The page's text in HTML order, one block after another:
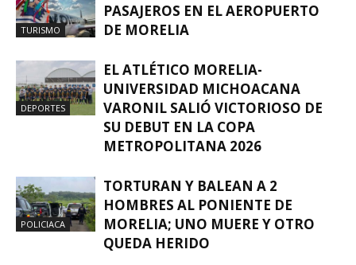
TURISMO
PASAJEROS EN EL AEROPUERTO
DE MORELIA
DEPORTES
EL ATLÉTICO MORELIA-
UNIVERSIDAD MICHOACANA
VARONIL SALIÓ VICTORIOSO DE
SU DEBUT EN LA COPA
METROPOLITANA 2026
POLICIACA
TORTURAN Y BALEAN A 2
HOMBRES AL PONIENTE DE
MORELIA; UNO MUERE Y OTRO
QUEDA HERIDO